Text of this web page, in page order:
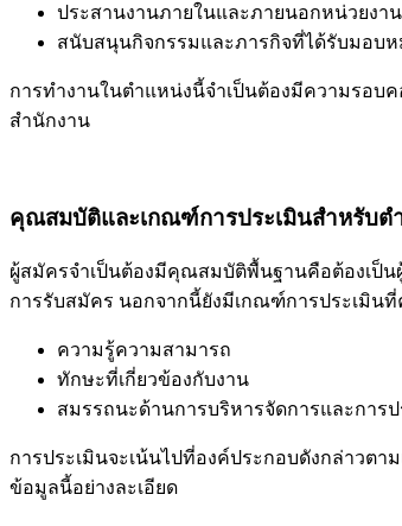
ประสานงานภายในและภายนอกหน่วยงา
สนับสนุนกิจกรรมและภารกิจที่ได้รับมอบห
การทำงานในตำแหน่งนี้จำเป็นต้องมีความรอบ
สำนักงาน
คุณสมบัติและเกณฑ์การประเมินสำหรับต
ผู้สมัครจำเป็นต้องมีคุณสมบัติพื้นฐานคือต้องเป็น
การรับสมัคร นอกจากนี้ยังมีเกณฑ์การประเมิน
ความรู้ความสามารถ
ทักษะที่เกี่ยวข้องกับงาน
สมรรถนะด้านการบริหารจัดการและการ
การประเมินจะเน้นไปที่องค์ประกอบดังกล่าวต
ข้อมูลนี้อย่างละเอียด